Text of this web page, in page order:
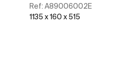
Ref: A89006002E
1135 x 160 x 515